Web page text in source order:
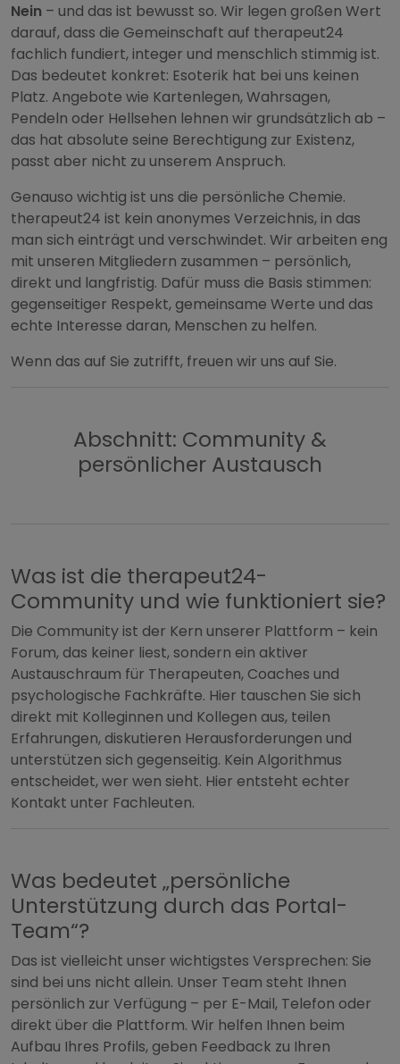
Nein – und das ist bewusst so. Wir legen großen Wert
darauf, dass die Gemeinschaft auf therapeut24
fachlich fundiert, integer und menschlich stimmig ist.
Das bedeutet konkret: Esoterik hat bei uns keinen
Platz. Angebote wie Kartenlegen, Wahrsagen,
Pendeln oder Hellsehen lehnen wir grundsätzlich ab –
das hat absolute seine Berechtigung zur Existenz,
passt aber nicht zu unserem Anspruch.
Genauso wichtig ist uns die persönliche Chemie.
therapeut24 ist kein anonymes Verzeichnis, in das
man sich einträgt und verschwindet. Wir arbeiten eng
mit unseren Mitgliedern zusammen – persönlich,
direkt und langfristig. Dafür muss die Basis stimmen:
gegenseitiger Respekt, gemeinsame Werte und das
echte Interesse daran, Menschen zu helfen.
Wenn das auf Sie zutrifft, freuen wir uns auf Sie.
Abschnitt: Community &
persönlicher Austausch
Was ist die therapeut24-
Community und wie funktioniert sie?
Die Community ist der Kern unserer Plattform – kein
Forum, das keiner liest, sondern ein aktiver
Austauschraum für Therapeuten, Coaches und
psychologische Fachkräfte. Hier tauschen Sie sich
direkt mit Kolleginnen und Kollegen aus, teilen
Erfahrungen, diskutieren Herausforderungen und
unterstützen sich gegenseitig. Kein Algorithmus
entscheidet, wer wen sieht. Hier entsteht echter
Kontakt unter Fachleuten.
Was bedeutet „persönliche
Unterstützung durch das Portal-
Team“?
Das ist vielleicht unser wichtigstes Versprechen: Sie
sind bei uns nicht allein. Unser Team steht Ihnen
persönlich zur Verfügung – per E-Mail, Telefon oder
direkt über die Plattform. Wir helfen Ihnen beim
Aufbau Ihres Profils, geben Feedback zu Ihren